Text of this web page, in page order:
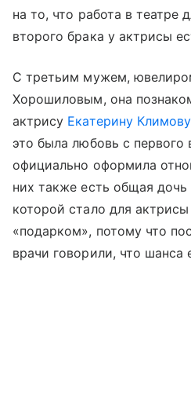
на то, что работа в театре
второго брака у актрисы
С третьим мужем,
Хорошиловым, она
актрису Екатерину Климову
это была любовь с первого
официально оформила
них также есть общая
которой стало для
«подарком», потому что
врачи говорили, что шанса